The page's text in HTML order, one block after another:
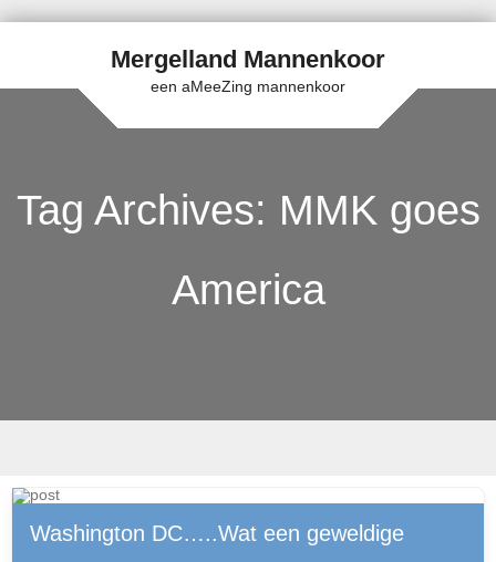
Mergelland Mannenkoor
een aMeeZing mannenkoor
Tag Archives: MMK goes
America
Skip to content
Washington DC…..Wat een geweldige